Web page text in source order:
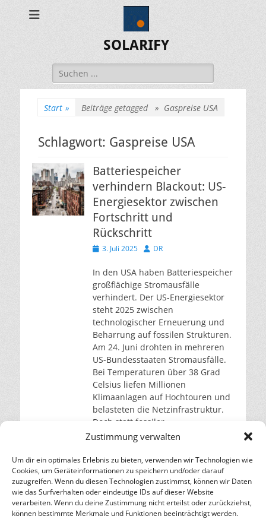
Zustimmung verwalten
Um dir ein optimales Erlebnis zu bieten, verwenden wir Technologien wie
Cookies, um Geräteinformationen zu speichern und/oder darauf
zuzugreifen. Wenn du diesen Technologien zustimmst, können wir Daten
wie das Surfverhalten oder eindeutige IDs auf dieser Website
verarbeiten. Wenn du deine Zustimmung nicht erteilst oder zurückziehst,
können bestimmte Merkmale und Funktionen beeinträchtigt werden.
SOLARIFY
Suchen
nach:
Start » Beiträge getagged » Gaspreise USA
Schlagwort: Gaspreise USA
Batteriespeicher
verhindern Blackout: US-
Energiesektor zwischen
Fortschritt und
Rückschritt
Veröffentlicht
3. Juli 2025 Autor
DR
In den USA haben Batteriespeicher
großflächige Stromausfälle
verhindert. Der US-Energiesektor
steht 2025 zwischen
technologischer Erneuerung und
Beharrung auf fossilen Strukturen.
Am 24. Juni drohten in mehreren
US-Bundesstaaten Stromausfälle.
Bei Temperaturen über 38 Grad
Celsius liefen Millionen
Klimaanlagen auf Hochtouren und
belasteten die Netzinfrastruktur.
Doch statt fossiler
Reservekraftwerke stützten
Unternehmen wie Sunrun speisten
weiterlesen…
– Energie für die Zukunft –